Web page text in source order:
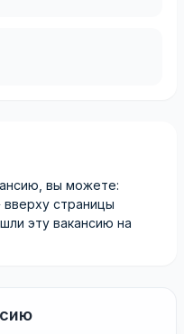
вы можете:
вверху страницы
эту вакансию на